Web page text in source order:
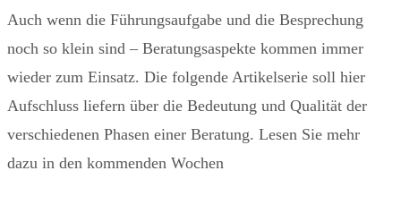
Auch wenn die Führungsaufgabe und die Besprechung
noch so klein sind – Beratungsaspekte kommen immer
wieder zum Einsatz. Die folgende Artikelserie soll hier
Aufschluss liefern über die Bedeutung und Qualität der
verschiedenen Phasen einer Beratung. Lesen Sie mehr
dazu in den kommenden Wochen